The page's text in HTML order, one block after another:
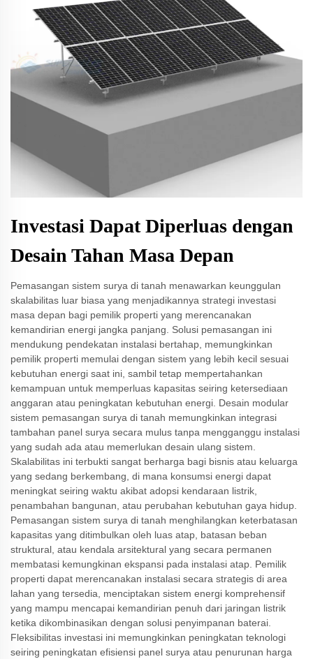
Investasi Dapat Diperluas dengan
Desain Tahan Masa Depan
Pemasangan sistem surya di tanah menawarkan keunggulan
skalabilitas luar biasa yang menjadikannya strategi investasi
masa depan bagi pemilik properti yang merencanakan
kemandirian energi jangka panjang. Solusi pemasangan ini
mendukung pendekatan instalasi bertahap, memungkinkan
pemilik properti memulai dengan sistem yang lebih kecil sesuai
kebutuhan energi saat ini, sambil tetap mempertahankan
kemampuan untuk memperluas kapasitas seiring ketersediaan
anggaran atau peningkatan kebutuhan energi. Desain modular
sistem pemasangan surya di tanah memungkinkan integrasi
tambahan panel surya secara mulus tanpa mengganggu instalasi
yang sudah ada atau memerlukan desain ulang sistem.
Skalabilitas ini terbukti sangat berharga bagi bisnis atau keluarga
yang sedang berkembang, di mana konsumsi energi dapat
meningkat seiring waktu akibat adopsi kendaraan listrik,
penambahan bangunan, atau perubahan kebutuhan gaya hidup.
Pemasangan sistem surya di tanah menghilangkan keterbatasan
kapasitas yang ditimbulkan oleh luas atap, batasan beban
struktural, atau kendala arsitektural yang secara permanen
membatasi kemungkinan ekspansi pada instalasi atap. Pemilik
properti dapat merencanakan instalasi secara strategis di area
lahan yang tersedia, menciptakan sistem energi komprehensif
yang mampu mencapai kemandirian penuh dari jaringan listrik
ketika dikombinasikan dengan solusi penyimpanan baterai.
Fleksibilitas investasi ini memungkinkan peningkatan teknologi
seiring peningkatan efisiensi panel surya atau penurunan harga